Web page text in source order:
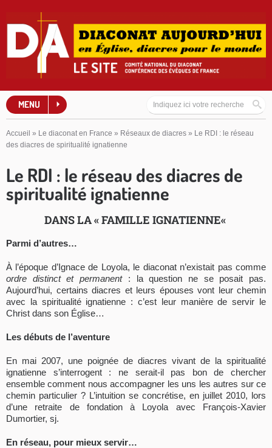
MENU
Accueil » Le diaconat en France » Réseaux de diacres » Le RDI : le réseau
des diacres de spiritualité ignatienne
Le RDI : le réseau des diacres de
spiritualité ignatienne
DANS LA« FAMILLE IGNATIENNE«
Parmi d’autres…
À l’époque d’Ignace de Loyola, le diaconat n’existait pas comme
ordre distinct et permanent : la question ne se posait pas.
Aujourd’hui, certains diacres et leurs épouses vont leur chemin
avec la spiritualité ignatienne : c’est leur manière de servir le
Christ dans son Église…
Les débuts de l’aventure
En mai 2007, une poignée de diacres vivant de la spiritualité
ignatienne s’interrogent : ne serait-il pas bon de chercher
ensemble comment nous accompagner les uns les autres sur ce
chemin particulier ? L’intuition se concrétise, en juillet 2010, lors
d’une retraite de fondation à Loyola avec François-Xavier
Dumortier, sj.
En réseau, pour mieux servir…